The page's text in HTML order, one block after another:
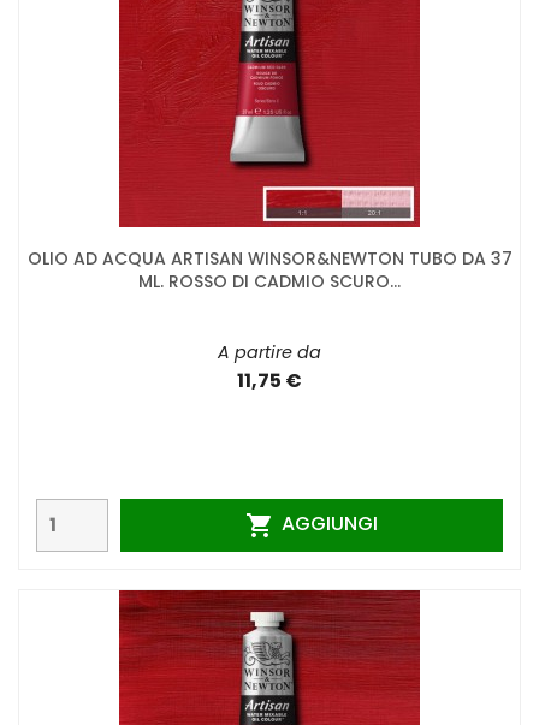
OLIO AD ACQUA ARTISAN WINSOR&NEWTON TUBO DA 37
ML. ROSSO DI CADMIO SCURO...
A partire da
11,75 €
 AGGIUNGI